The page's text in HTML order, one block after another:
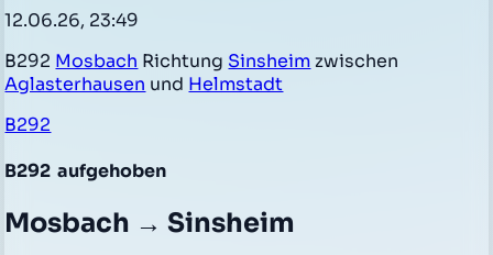
12.06.26, 23:49
B292 Mosbach Richtung Sinsheim zwischen
Aglasterhausen und Helmstadt
B292
B292 aufgehoben
Mosbach → Sinsheim